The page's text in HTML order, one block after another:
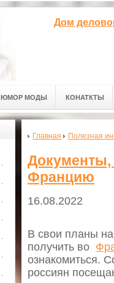
Дом
ЮМОР МОДЫ КОНАТКТЫ
Главная Полезная
Францию
16.08.2022
В свои планы
получить во
ознакомиться.
россиян